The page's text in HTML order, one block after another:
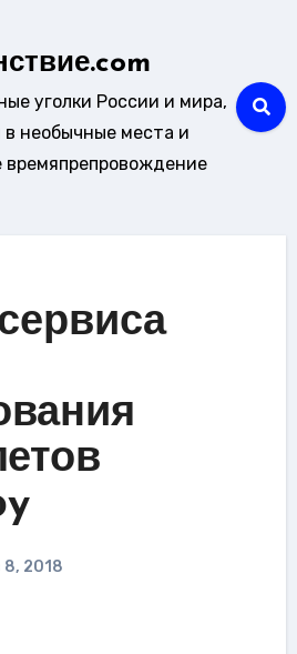
уголки России и мира,
необычные места и
времяпрепровождение
8, 2018